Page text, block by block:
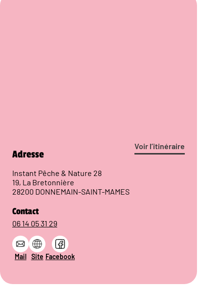
Voir l’itinéraire
Adresse
Instant Pêche & Nature 28
19, La Bretonnière
28200 DONNEMAIN-SAINT-MAMES
Contact
06 14 05 31 29
Mail Site Facebook